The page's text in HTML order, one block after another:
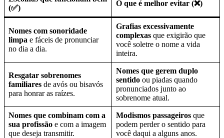
(✅)
O que é melhor evitar (❌)
Nomes com sonoridade
limpa e fáceis de pronunciar
no dia a dia.
Grafias excessivamente
complexas que exigirão que
você soletre o nome a vida
inteira.
Resgatar sobrenomes
familiares de avós ou bisavós
para honrar as raízes.
Nomes que gerem duplo
sentido ou piadas quando
pronunciados junto ao
sobrenome atual.
Nomes que combinam com a
sua profissão e com a imagem
que deseja transmitir.
Modismos passageiros que
podem perder o sentido para
você daqui a alguns anos.